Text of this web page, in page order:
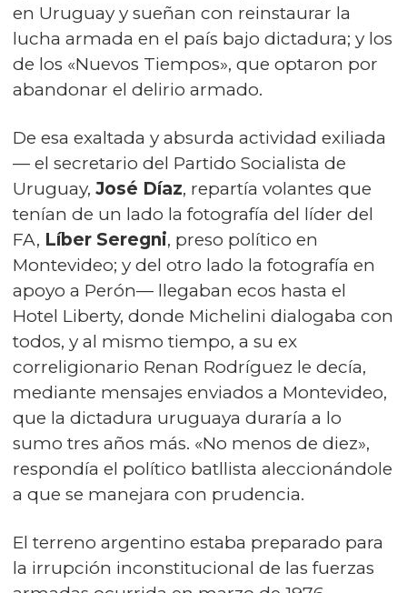
en Uruguay y sueñan con reinstaurar la
lucha armada en el país bajo dictadura; y los
de los «Nuevos Tiempos», que optaron por
abandonar el delirio armado.
De esa exaltada y absurda actividad exiliada
— el secretario del Partido Socialista de
Uruguay, José Díaz, repartía volantes que
tenían de un lado la fotografía del líder del
FA, Líber Seregni, preso político en
Montevideo; y del otro lado la fotografía en
apoyo a Perón— llegaban ecos hasta el
Hotel Liberty, donde Michelini dialogaba con
todos, y al mismo tiempo, a su ex
correligionario Renan Rodríguez le decía,
mediante mensajes enviados a Montevideo,
que la dictadura uruguaya duraría a lo
sumo tres años más. «No menos de diez»,
respondía el político batllista aleccionándole
a que se manejara con prudencia.
El terreno argentino estaba preparado para
la irrupción inconstitucional de las fuerzas